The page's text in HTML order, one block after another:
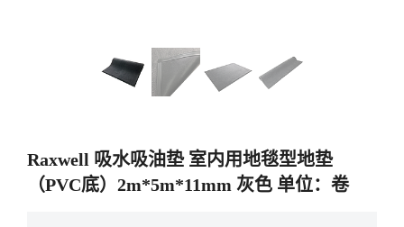
Raxwell 吸水吸油垫 室内用地毯型地垫
（PVC底）2m*5m*11mm 灰色 单位：卷